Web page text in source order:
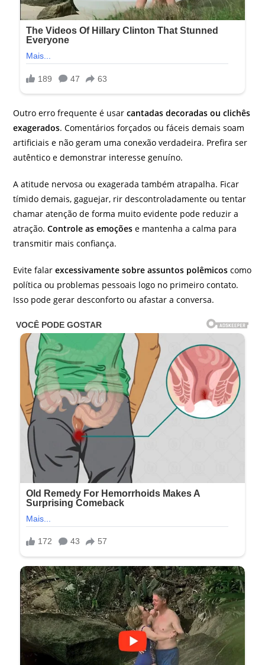
Outro erro frequente é usarcantadas decoradas ou clichês
exagerados. Comentários forçados ou fáceis demais soam
artificiais e não geram uma conexão verdadeira. Prefira ser
autêntico e demonstrar interesse genuíno.
A atitude nervosa ou exagerada também atrapalha. Ficar
tímido demais, gaguejar, rir descontroladamente ou tentar
chamar atenção de forma muito evidente pode reduzir a
atração.Controle as emoções e mantenha a calma para
transmitir mais confiança.
Evite falarexcessivamente sobre assuntos polêmicos como
política ou problemas pessoais logo no primeiro contato.
Isso pode gerar desconforto ou afastar a conversa.